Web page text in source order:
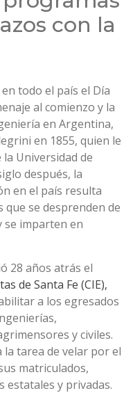
con la
todo el país el Día
al comienzo y la
en Argentina,
en 1855, quien le
Universidad de
después, la
en el país resulta
se desprenden de
se imparten en
28 años atrás el
de Santa Fe (CIE),
a los egresados
y civiles.
tarea de velar por el
matriculados,
estatales y privadas.